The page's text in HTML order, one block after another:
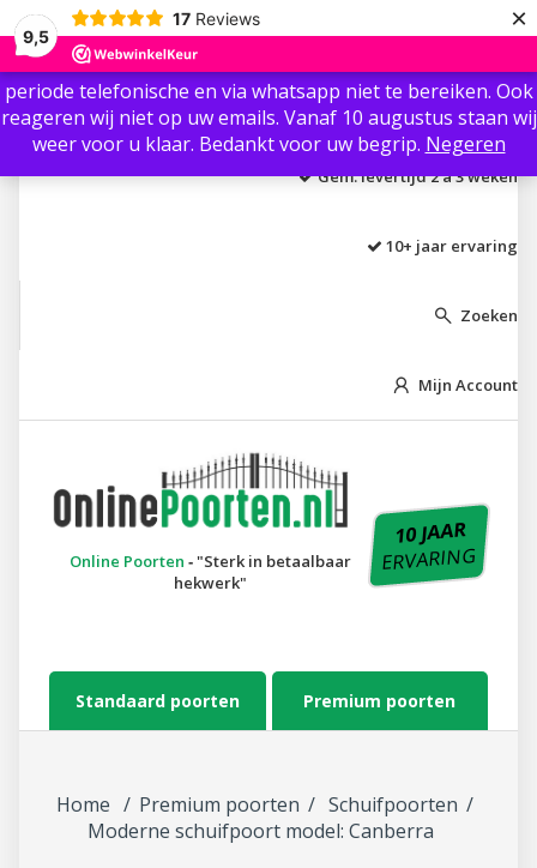
9,5
17 Reviews ×
Laagste prijs garantie
Gem. levertijd 2 á 3 weken
10+ jaar ervaring
 Zoeken
 Mijn Account
Online Poorten ‐ Sterk in betaalbaar
hekwerk
10 JAAR
ERVARING
Standaard poorten Premium poorten
Home Premium poorten
Schuifpoorten
Moderne schuifpoort model: Canberra
Beste klant / gast, Ter info: Wij zijn vanaf 3 augustus t/m 8
augustus niet aanwezig i.v.m. vakantie.🏖 Wij zijn in die
periode telefonische en via whatsapp niet te bereiken. Ook
reageren wij niet op uw emails. Vanaf 10 augustus staan wij
weer voor u klaar. Bedankt voor uw begrip. Negeren